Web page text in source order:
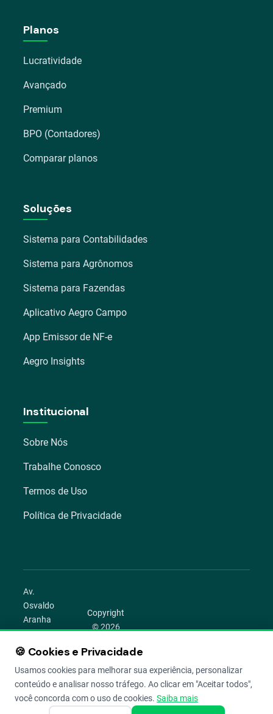
Planos
Lucratividade
Avançado
Premium
BPO (Contadores)
Comparar planos
Soluções
Sistema para Contabilidades
Sistema para Agrônomos
Sistema para Fazendas
Aplicativo Aegro Campo
App Emissor de NF-e
Aegro Insights
Institucional
Sobre Nós
Trabalhe Conosco
Termos de Uso
Política de Privacidade
Av.
Osvaldo
Aranha
1022 –
Bom
Porto
Alegre –
RS
Copyright
© 2026
Todos os
direitos
reservados.
🍪 Cookies e Privacidade
Usamos cookies para melhorar sua experiência, personalizar
conteúdo e analisar nosso tráfego. Ao clicar em "Aceitar todos",
você concorda com o uso de cookies. Saiba mais